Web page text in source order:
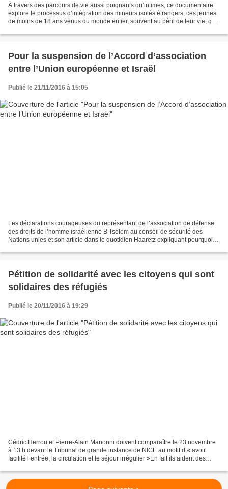
À travers des parcours de vie aussi poignants qu’intimes, ce documentaire
explore le processus d’intégration des mineurs isolés étrangers, ces jeunes
de moins de 18 ans venus du monde entier, souvent au péril de leur vie, qui
Pour la suspension de l’Accord d’association
entre l’Union européenne et Israël
Publié le 21/11/2016 à 15:05
Les déclarations courageuses du représentant de l’association de défense
des droits de l’homme israélienne B’Tselem au conseil de sécurité des
Nations unies et son article dans le quotidien Haaretz expliquant pourquoi il
Pétition de solidarité avec les citoyens qui sont
solidaires des réfugiés
Publié le 20/11/2016 à 19:29
Cédric Herrou et Pierre-Alain Manonni doivent comparaître le 23 novembre
à 13 h devant le Tribunal de grande instance de NICE au motif d’« avoir
facilité l’entrée, la circulation et le séjour irrégulier »En fait ils aident des